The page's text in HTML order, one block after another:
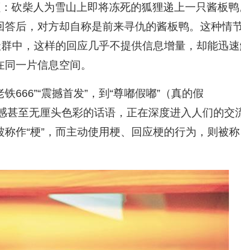
砍柴人为雪山上即将冻死的狐狸递上一只酱板鸭
后，对方却自称是前来寻仇的酱板鸭。这种情
中，这样的回应几乎不提供信息增量，却能迅
一片信息空间。
666”“震撼首发”，到“尊嘟假嘟”（真的假
甚至无厘头色彩的话语，正在深度进入人们的交
作“梗”，而主动使用梗、回应梗的行为，则被称